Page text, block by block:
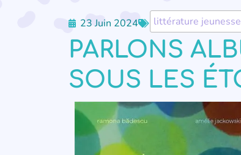
23 Juin 2024 littérature jeunesse
PARLONS
SOUS LES